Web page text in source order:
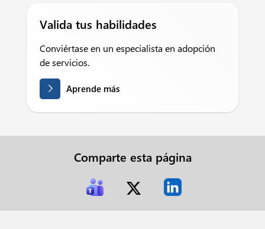
Valida tus habilidades
Conviértase en un especialista en adopción
de servicios.
Aprende más
Comparte esta página